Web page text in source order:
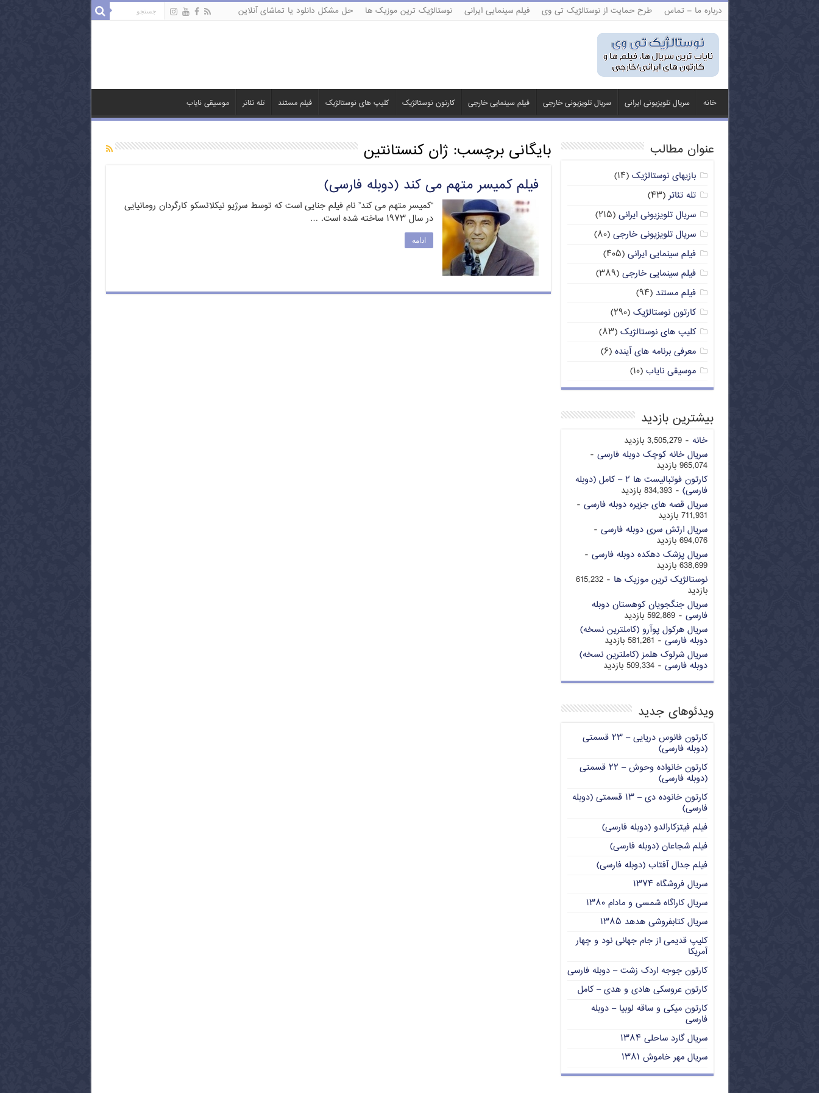
درباره ما – تماس طرح حمایت از نوستالژیک تی وی فیلم سینمایی ایرانی نوستالژیک ترین موزیک ها حل مشکل دانلود یا تماشای آنلاین
خانه سریال تلویزیونی ایرانی سریال تلویزیونی خارجی فیلم سینمایی خارجی کارتون نوستالژیک کلیپ های نوستالژیک فیلم مستند تله تئاتر موسیقی نایاب
بایگانی برچسب: ژان کنستانتین
فیلم کمیسر متهم می کند (دوبله فارسی)
“کمیسر متهم می کند” نام فیلم جنایی است که توسط سرژیو نیکلائسکو کارگردان رومانیایی
در سال ۱۹۷۳ ساخته شده است. …
ادامه
عنوان مطالب
بازیهای نوستالژیک (۱۴)
تله تئاتر(۴۳)
سریال تلویزیونی ایرانی (۲۱۵)
سریال تلویزیونی خارجی (۸۰)
فیلم سینمایی ایرانی (۴۰۵)
فیلم سینمایی خارجی (۳۸۹)
فیلم مستند (۹۴)
کارتون نوستالژیک (۲۹۰)
کلیپ های نوستالژیک (۸۳)
معرفی برنامه های آینده (۶)
موسیقی نایاب (۱۰)
بیشترین بازدید
خانه - 3,505,279 بازدید
سریال خانه کوچک دوبله فارسی -
965,074 بازدید
کارتون فوتبالیست ها ۲ – کامل (دوبله
فارسی) - 834,393 بازدید
سریال قصه های جزیره دوبله فارسی -
711,931 بازدید
سریال ارتش سری دوبله فارسی -
694,076 بازدید
سریال پزشک دهکده دوبله فارسی -
638,699 بازدید
نوستالژیک ترین موزیک ها
- 615,232
بازدید
سریال جنگجویان کوهستان دوبله
فارسی - 592,869 بازدید
سریال هرکول پوآرو (کاملترین نسخه)
دوبله فارسی - 581,261 بازدید
سریال شرلوک هلمز (کاملترین نسخه)
دوبله فارسی - 509,334 بازدید
ویدئوهای جدید
کارتون فانوس دریایی – ۲۳ قسمتی
(دوبله فارسی)
کارتون خانواده وحوش – ۲۲ قسمتی
(دوبله فارسی)
کارتون خانوده دی – ۱۳ قسمتی (دوبله
فارسی)
فیلم فیتزکارالدو (دوبله فارسی)
فیلم شجاعان (دوبله فارسی)
فیلم جدال آفتاب (دوبله فارسی)
سریال فروشگاه ۱۳۷۴
سریال کاراگاه شمسی و مادام ۱۳۸۰
سریال کتابفروشی هدهد ۱۳۸۵
کلیپ قدیمی از جام جهانی نود و چهار
آمریکا
کارتون جوجه اردک زشت – دوبله فارسی
کارتون عروسکی هادی و هدی – کامل
کارتون میکی و ساقه لوبیا – دوبله
فارسی
سریال گارد ساحلی ۱۳۸۴
سریال مهر خاموش ۱۳۸۱